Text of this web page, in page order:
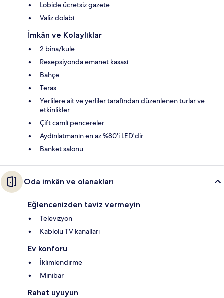
Lobide ücretsiz gazete
Valiz dolabı
İmkân ve Kolaylıklar
2 bina/kule
Resepsiyonda emanet kasası
Bahçe
Teras
Yerlilere ait ve yerliler tarafından düzenlenen turlar ve
etkinlikler
Çift camlı pencereler
Aydınlatmanın en az %80'i LED'dir
Banket salonu
Oda imkân ve olanakları
Eğlencenizden taviz vermeyin
Televizyon
Kablolu TV kanalları
Ev konforu
İklimlendirme
Minibar
Rahat uyuyun